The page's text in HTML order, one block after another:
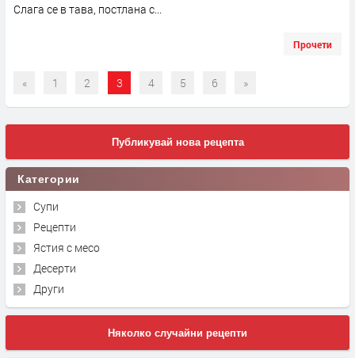
Слага се в тава, постлана с...
Прочети
« 1 2 3 4 5 6 »
Публикувай нова рецепта
Категории
Супи
Рецепти
Ястия с месо
Десерти
Други
Няколко случайни рецепти